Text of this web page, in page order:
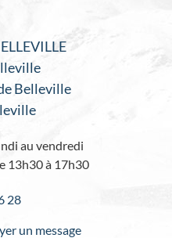
Belleville
au vendredi
13h30 à 17h30
28
un message